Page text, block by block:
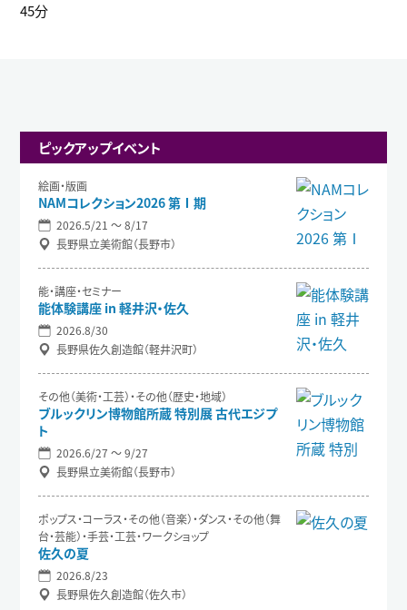
45分
ピックアップイベント
絵画・版画
NAMコレクション2026 第Ⅰ期
2026.5/21 〜 8/17
長野県立美術館（長野市）
能・講座・セミナー
能体験講座 in 軽井沢・佐久
2026.8/30
長野県佐久創造館（軽井沢町）
その他（美術・工芸）・その他（歴史・地域）
ブルックリン博物館所蔵 特別展 古代エジプ
ト
2026.6/27 〜 9/27
長野県立美術館（長野市）
ポップス・コーラス・その他（音楽）・ダンス・その他（舞
台・芸能）・手芸・工芸・ワークショップ
佐久の夏
2026.8/23
長野県佐久創造館（佐久市）